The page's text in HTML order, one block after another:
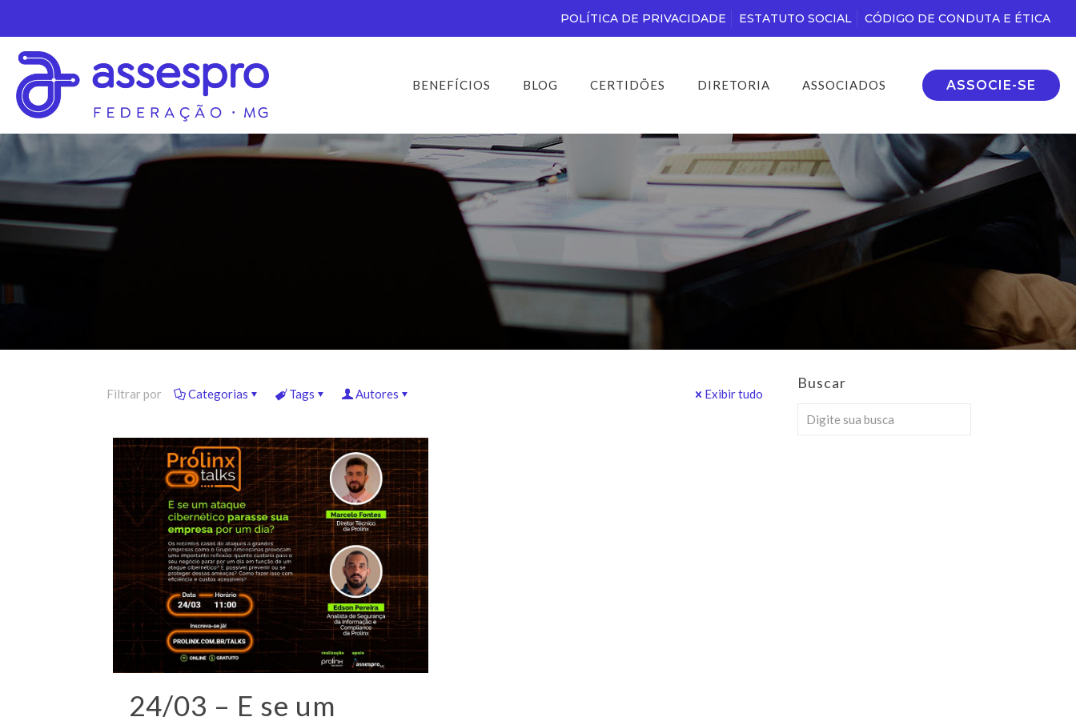
POLÍTICA DE PRIVACIDADE ESTATUTO SOCIAL CÓDIGO DE CONDUTA E ÉTICA
BENEFÍCIOS BLOG CERTIDÕES DIRETORIA ASSOCIADOS ASSOCIE-SE
Filtrar por Categorias Tags Autores Exibir tudo
24/03 – E se um
Buscar